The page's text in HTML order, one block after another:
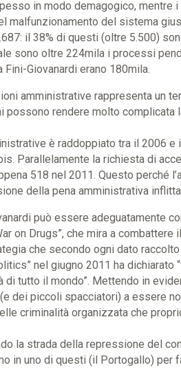
in modo demagogico, mentre i
malfunzionamento del sistema
il 38% di questi (oltre 5.500)
sono oltre 224mila i processi
Giovanardi erano 180mila.
amministrative rappresenta un
rendere molto complicata
è raddoppiato tra il 2006 e
Parallelamente la richiesta di
518 nel 2011. Questo perché
della pena amministrativa
può essere adeguatamente
on Drugs”, che mira a combattere
che secondo ogni dato
nel giugno 2011 ha dichiarato
tutto il mondo”. Mettendo in
dei piccoli spacciatori) a essere
criminalità organizzata che
la strada della repressione del
in uno di questi (il Portogallo) per